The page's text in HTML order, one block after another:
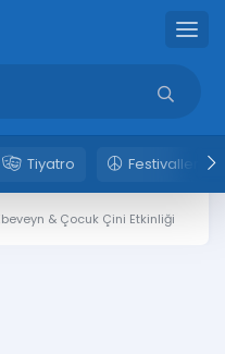
Tiyatro Festivaller
& Çocuk Çini Etkinliği